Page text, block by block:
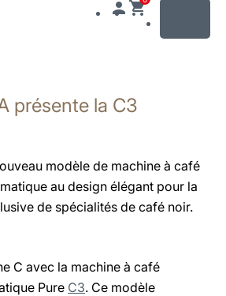
présente la C3
modèle de machine à café
au design élégant pour la
de spécialités de café noir.
C avec la machine à café
Pure C3. Ce modèle